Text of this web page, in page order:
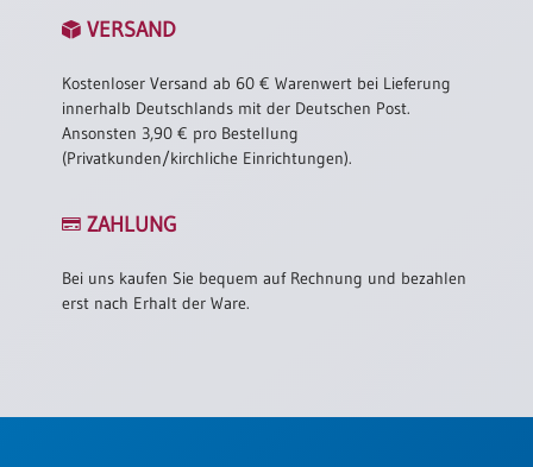
VERSAND
Kostenloser Versand ab 60 € Warenwert bei Lieferung
innerhalb Deutschlands mit der Deutschen Post.
Ansonsten 3,90 € pro Bestellung
(Privatkunden/kirchliche Einrichtungen).
ZAHLUNG
Bei uns kaufen Sie bequem auf Rechnung und bezahlen
erst nach Erhalt der Ware.